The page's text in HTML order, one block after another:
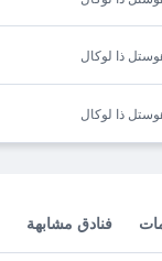
فنادق مشابهة